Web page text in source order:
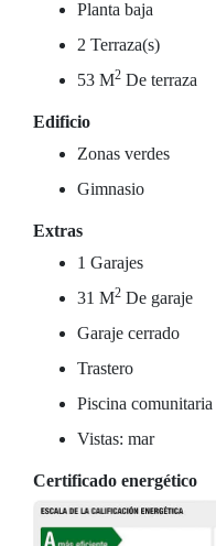
Planta baja
2 Terraza(s)
53 M2 De terraza
Edificio
Zonas verdes
Gimnasio
Extras
1 Garajes
31 M2 De garaje
Garaje cerrado
Trastero
Piscina comunitaria
Vistas: mar
Certificado energético